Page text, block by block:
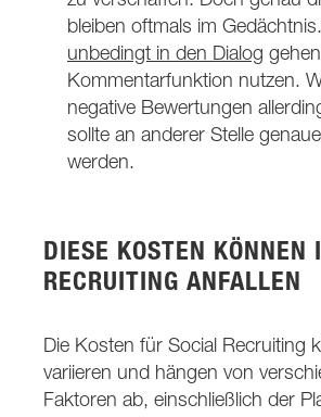
bleiben oftmals im
unbedingt in den Dialog
Kommentarfunktion nutzen.
negative Bewertungen
sollte an anderer Stelle
werden.
DIESE KOSTEN KÖNNEN
RECRUITING ANFALLEN
Die Kosten für Social Recruiting
variieren und hängen von
Faktoren ab, einschließlich der